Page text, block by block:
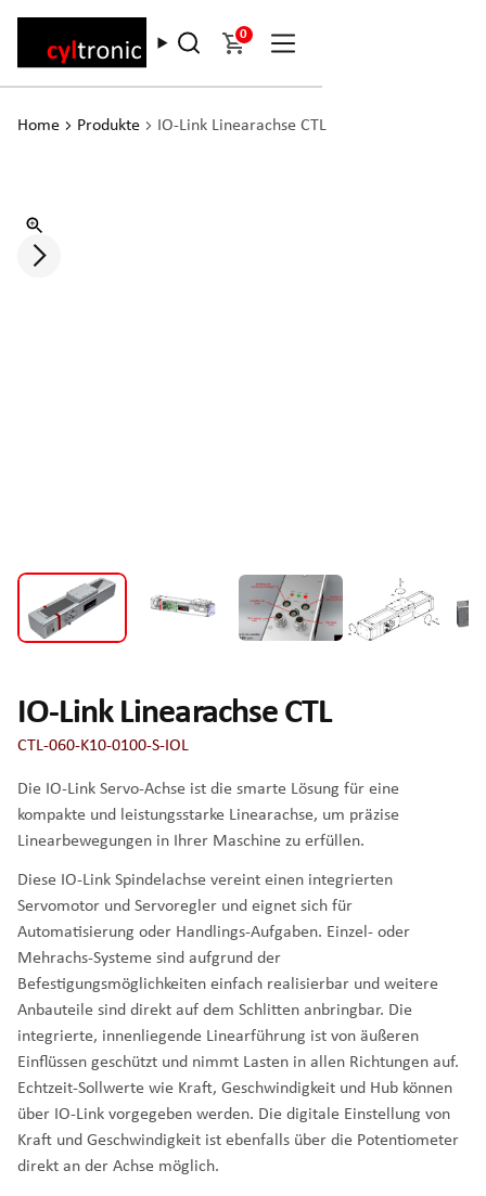
0
Home Produkte IO-Link Linearachse CTL
IO-Link Linearachse CTL
CTL-060-K10-0100-S-IOL
Die IO-Link Servo-Achse ist die smarte Lösung für eine
kompakte und leistungsstarke Linearachse, um präzise
Linearbewegungen in Ihrer Maschine zu erfüllen.
Diese IO-Link Spindelachse vereint einen integrierten
Servomotor und Servoregler und eignet sich für
Automatisierung oder Handlings-Aufgaben. Einzel- oder
Mehrachs-Systeme sind aufgrund der
Befestigungsmöglichkeiten einfach realisierbar und weitere
Anbauteile sind direkt auf dem Schlitten anbringbar. Die
integrierte, innenliegende Linearführung ist von äußeren
Einflüssen geschützt und nimmt Lasten in allen Richtungen auf.
Echtzeit-Sollwerte wie Kraft, Geschwindigkeit und Hub können
über IO-Link vorgegeben werden. Die digitale Einstellung von
Kraft und Geschwindigkeit ist ebenfalls über die Potentiometer
direkt an der Achse möglich.